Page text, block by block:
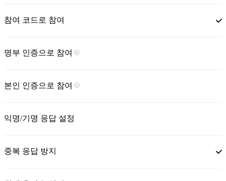
참여 코드로 참여
명부 인증으로 참여
본인 인증으로 참여
익명/기명 응답 설정
중복 응답 방지